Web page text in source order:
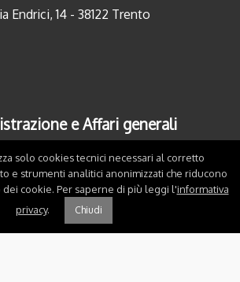
Endrici, 14 - 38122 Trento
e Affari generali
- 38122 Trento
solo cookies tecnici necessari al corretto
e strumenti analitici anonimizzati che riducono
cookie. Per saperne di più leggi l'informativa
privacy. Chiudi